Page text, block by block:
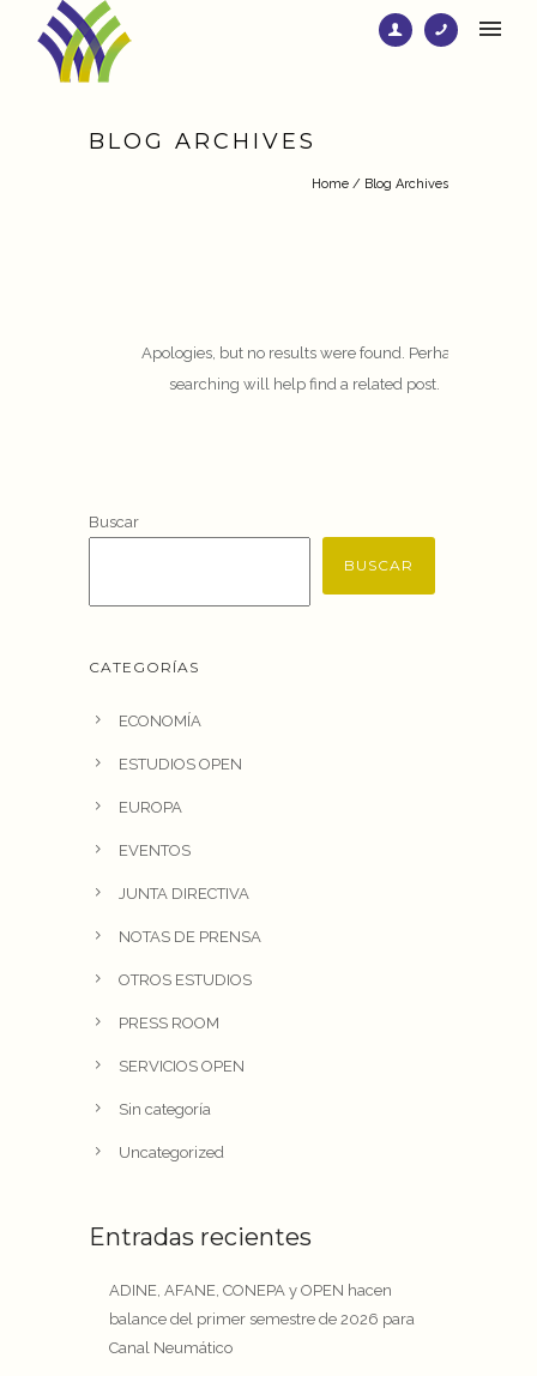
BLOG ARCHIVES
Home / Blog Archives
Apologies, but no results were found. Perhaps
searching will help find a related post.
Buscar
BUSCAR
CATEGORÍAS
ECONOMÍA
ESTUDIOS OPEN
EUROPA
EVENTOS
JUNTA DIRECTIVA
NOTAS DE PRENSA
OTROS ESTUDIOS
PRESS ROOM
SERVICIOS OPEN
Sin categoría
Uncategorized
Entradas recientes
ADINE, AFANE, CONEPA y OPEN hacen
balance del primer semestre de 2026 para
Canal Neumático